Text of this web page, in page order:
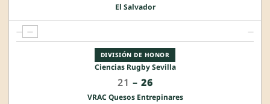
El Salvador
DIVISIÓN DE HONOR
Ciencias Rugby Sevilla
21 – 26
VRAC Quesos Entrepinares
— — —